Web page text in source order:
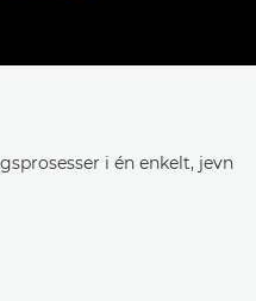
i én enkelt, jevn